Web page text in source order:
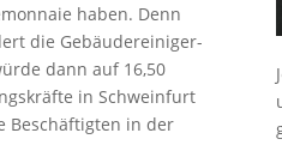
haben. Denn
die Gebäudereiniger-
dann auf 16,50
in Schweinfurt
Beschäftigten in der